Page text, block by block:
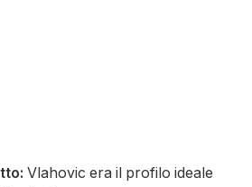
Vlahovic era il profilo ideale